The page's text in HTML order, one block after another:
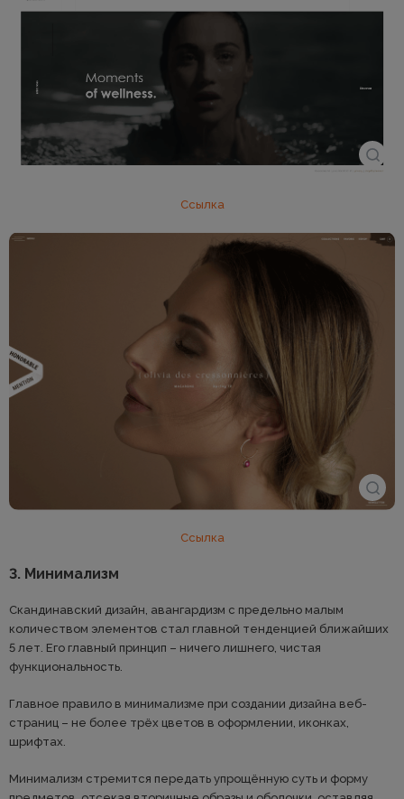
Ссылка
Ссылка
3. Минимализм
Скандинавский дизайн, авангардизм с предельно малым
количеством элементов стал главной тенденцией ближайших
5 лет. Его главный принцип – ничего лишнего, чистая
функциональность.
Главное правило в минимализме при создании дизайна веб-
страниц – не более трёх цветов в оформлении, иконках,
шрифтах.
Минимализм стремится передать упрощённую суть и форму